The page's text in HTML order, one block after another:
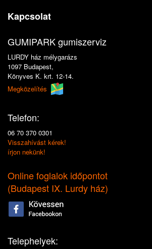
Kapcsolat
GUMIPARK gumiszerviz
LURDY ház mélygarázs
1097 Budapest,
Könyves K. krt. 12-14.
Megközelítés
Telefon:
06 70 370 0301
Visszahívást kérek!
írjon nekünk!
Online foglalok időpontot
(Budapest IX. Lurdy ház)
Telephelyek: